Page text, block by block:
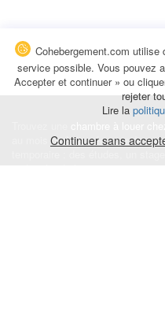
chambre à louer
au mois ou à l'année pour de
temporaire : des études, un
Cohebergement.com
service possible. Vous pouvez
Accepter et continuer » ou
rejeter
Lire la
Continuer sans